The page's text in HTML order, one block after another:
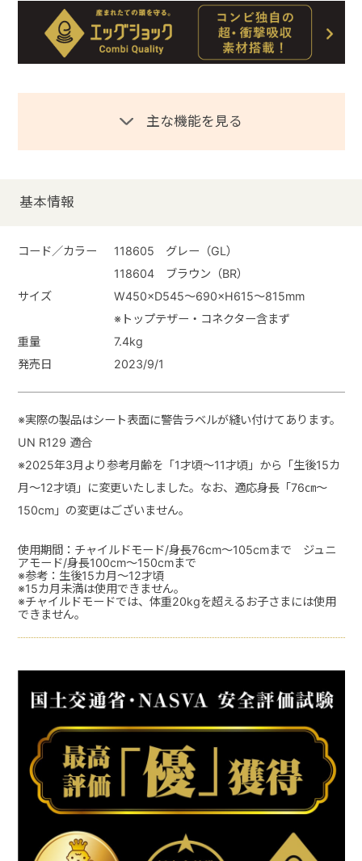
基本情報
コード／カラー
118605 グレー（GL）
118604 ブラウン（BR）
サイズ
W450×D545～690×H615～815mm
※トップテザー・コネクター含まず
重量
7.4kg
発売日
2023/9/1
※実際の製品はシート表面に警告ラベルが縫い付けてあります。
UN R129 適合
※2025年3月より参考月齢を「1才頃～11才頃」から「生後15カ
月～12才頃」に変更いたしました。なお、適応身長「76㎝～
150cm」の変更はございません。
主な機能を見る
使用期間：チャイルドモード/身長76cm～105cmまで ジュニ
アモード/身長100cm～150cmまで
※参考：生後15カ月～12才頃
※15カ月未満は使用できません。
※チャイルドモードでは、体重20kgを超えるお子さまには使用
できません。